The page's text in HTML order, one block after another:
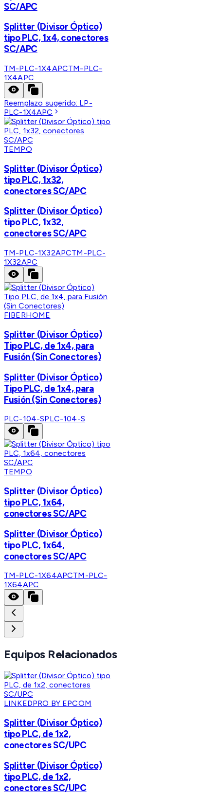
SC/APC
Splitter (Divisor Óptico)
tipo PLC, 1x4, conectores
SC/APC
TM-PLC-1X4APCTM-PLC-
1X4APC
Reemplazo sugerido: LP-
PLC-1X4APC
TEMPO
Splitter (Divisor Óptico)
tipo PLC, 1x32,
conectores SC/APC
Splitter (Divisor Óptico)
tipo PLC, 1x32,
conectores SC/APC
TM-PLC-1X32APCTM-PLC-
1X32APC
FIBERHOME
Splitter (Divisor Óptico)
Tipo PLC, de 1x4, para
Fusión (Sin Conectores)
Splitter (Divisor Óptico)
Tipo PLC, de 1x4, para
Fusión (Sin Conectores)
PLC-104-SPLC-104-S
TEMPO
Splitter (Divisor Óptico)
tipo PLC, 1x64,
conectores SC/APC
Splitter (Divisor Óptico)
tipo PLC, 1x64,
conectores SC/APC
TM-PLC-1X64APCTM-PLC-
1X64APC
Equipos Relacionados
LINKEDPRO BY EPCOM
Splitter (Divisor Óptico)
tipo PLC, de 1x2,
conectores SC/UPC
Splitter (Divisor Óptico)
tipo PLC, de 1x2,
conectores SC/UPC